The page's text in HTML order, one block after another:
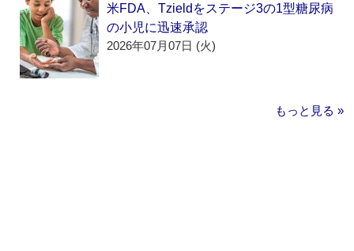
米FDA、Tzieldをステージ3の1型糖尿病
の小児に迅速承認
2026年07月07日 (火)
もっと見る »